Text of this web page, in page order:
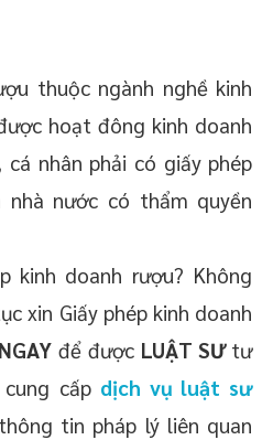
thuộc ngành nghề kinh
hoạt đông kinh doanh
nhân phải có giấy phép
nước có thẩm quyền
kinh doanh rượu? Không
xin Giấy phép kinh doanh
để được LUẬT SƯ tư
cấp dịch vụ luật sư
tin pháp lý liên quan